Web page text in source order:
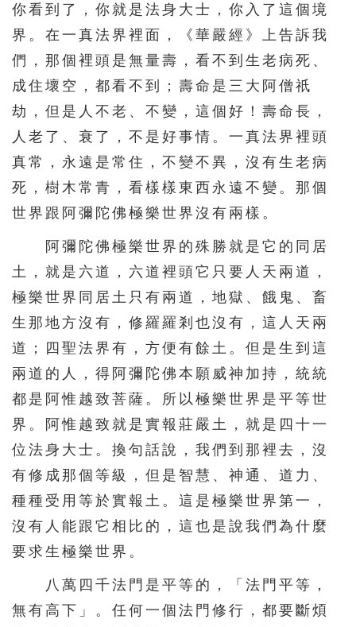
你看到了，你就是法身大士，你入了這個境
界。在一真法界裡面，《華嚴經》上告訴我
們，那個裡頭是無量壽，看不到生老病死、
成住壞空，都看不到；壽命是三大阿僧祇
劫，但是人不老、不變，這個好！壽命長，
人老了、衰了，不是好事情。一真法界裡頭
真常，永遠是常住，不變不異，沒有生老病
死，樹木常青，看樣樣東西永遠不變。那個
世界跟阿彌陀佛極樂世界沒有兩樣。
阿彌陀佛極樂世界的殊勝就是它的同居
土，就是六道，六道裡頭它只要人天兩道，
極樂世界同居土只有兩道，地獄、餓鬼、畜
生那地方沒有，修羅羅剎也沒有，這人天兩
道；四聖法界有，方便有餘土。但是生到這
兩道的人，得阿彌陀佛本願威神加持，統統
都是阿惟越致菩薩。所以極樂世界是平等世
界。阿惟越致就是實報莊嚴土，就是四十一
位法身大士。換句話說，我們到那裡去，沒
有修成那個等級，但是智慧、神通、道力、
種種受用等於實報土。這是極樂世界第一，
沒有人能跟它相比的，這也是說我們為什麼
要求生極樂世界。
八萬四千法門是平等的，「法門平等，
無有高下」。任何一個法門修行，都要斷煩